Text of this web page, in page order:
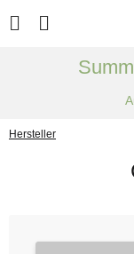
Hersteller